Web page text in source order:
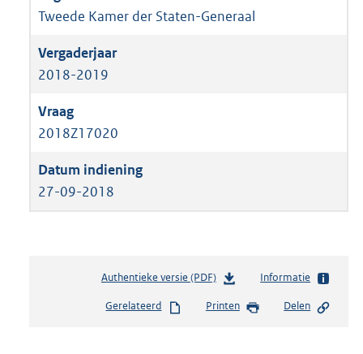
Tweede Kamer der Staten-Generaal
2018-2019
2018Z17020
27-09-2018
Authentieke versie (PDF)b
s
Informatie
Gerelateerd Printen Delen